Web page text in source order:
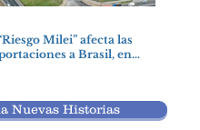
Milei” afecta las
a Brasil, en
Nuevas Historias